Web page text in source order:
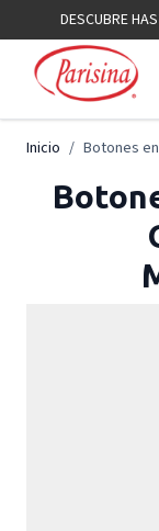
Ir al contenido
DESCUBRE
Inicio / Botones